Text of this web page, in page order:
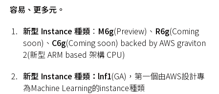
容易、更多元。
新型 Instance 種類 ： M6g(Preview)、 R6g(Coming
soon)、 C6g(Coming soon) backed by AWS graviton
2(新型 ARM based 架構 CPU)
新型 Instance 種類：lnf1(GA)，第一個由AWS設計專
為Machine Learning的instance種類